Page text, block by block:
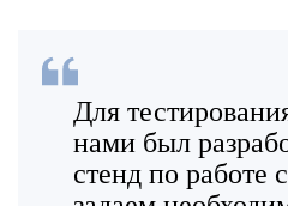
Для
нами был
стенд по